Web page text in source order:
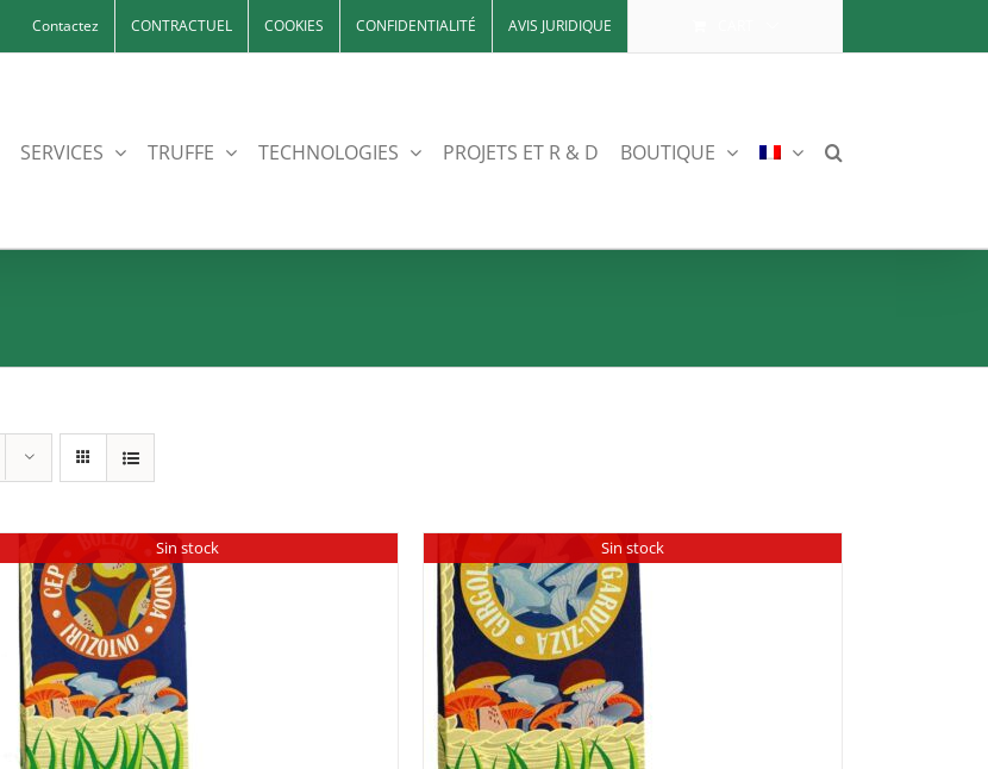
Contactez CONTRACTUEL COOKIES CONFIDENTIALITÉ AVIS JURIDIQUE
SERVICES TRUFFE TECHNOLOGIES PROJETS ET R & D BOUTIQUE
Sin stock Sin stock